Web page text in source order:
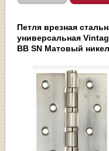
Петля врезная
универсальная
BB SN Матовый